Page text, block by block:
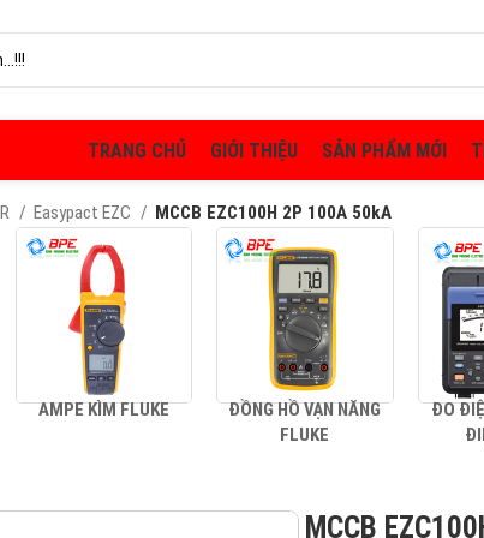
TRANG CHỦ GIỚI THIỆU SẢN PHẨM MỚI
Easypact EZC MCCB EZC100H 2P 100A 50kA
AMPE KÌM FLUKE
ĐỒNG HỒ VẠN NĂNG
FLUKE
ĐO
MCCB